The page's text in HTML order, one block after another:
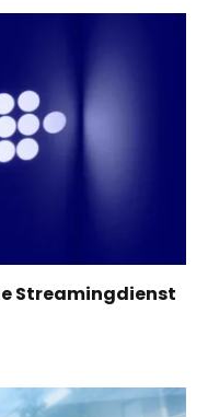
Streamingdienst